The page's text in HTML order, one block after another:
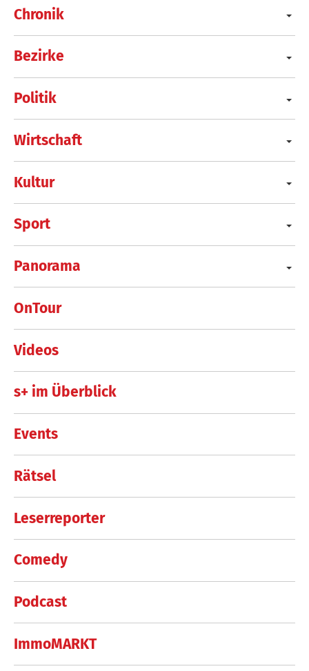
Chronik
Bezirke
Politik
Wirtschaft
Kultur
Sport
Panorama
OnTour
Videos
s+ im Überblick
Events
Rätsel
Leserreporter
Comedy
Podcast
ImmoMARKT